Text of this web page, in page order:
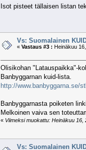
Isot pisteet tällaisen listan
Vs: Suomalainen
« Vastaus #3 : Heinäkuu
Olisikohan "Latauspaikka"-
Banbyggarnan kuid-lista.
http://www.banbyggarna.se/
Banbyggarnasta poiketen
Melkoinen vaiva sen
« Viimeksi muokattu: Heinäkuu
Vs: Suomalainen